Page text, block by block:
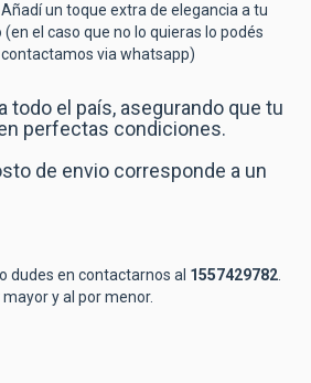
Añadí un toque extra de elegancia a tu
el caso que no lo quieras lo podés
via whatsapp)
todo el país, asegurando que tu
perfectas condiciones.
de envio corresponde a un
dudes en contactarnos al 1557429782
y al por menor.